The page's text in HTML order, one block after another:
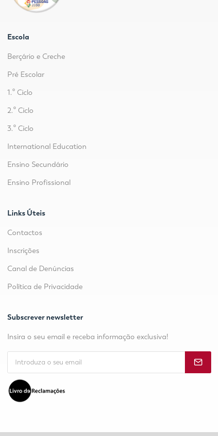
Escola
Berçário e Creche
Pré Escolar
1.º Ciclo
2.º Ciclo
3.º Ciclo
International Education
Ensino Secundário
Ensino Profissional
Links Úteis
Contactos
Inscrições
Canal de Denúncias
Política de Privacidade
Subscrever newsletter
Insira o seu email e receba informação exclusiva!